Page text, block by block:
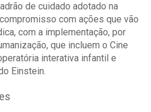
de cuidado adotado na
com ações que vão
com a implementação, por
que incluem o Cine
interativa infantil e
Einstein.